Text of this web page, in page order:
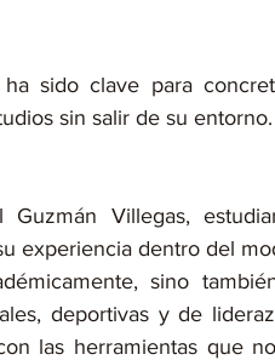
sido clave para
sin salir de su entorno.
Villegas,
experiencia dentro del
sino
deportivas y de
las herramientas que